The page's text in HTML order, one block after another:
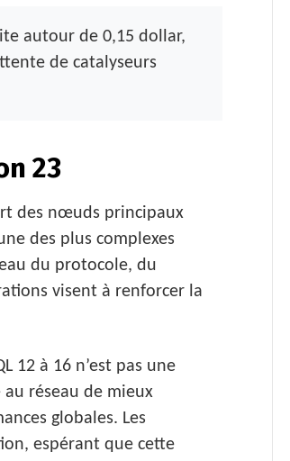
autour de 0,15 dollar,
de catalyseurs
23
des nœuds principaux
des plus complexes
du protocole, du
visent à renforcer la
12 à 16 n’est pas une
réseau de mieux
globales. Les
espérant que cette